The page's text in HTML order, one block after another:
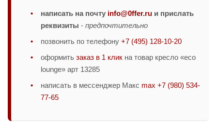
написать на почту info@0ffer.ru и прислать
реквизиты - предпочтительно
позвонить по телефону +7 (495) 128-10-20
оформить заказ в 1 клик на товар кресло «eco
lounge» арт 13285
написать в мессенджер Макс max +7 (980) 534-
77-65